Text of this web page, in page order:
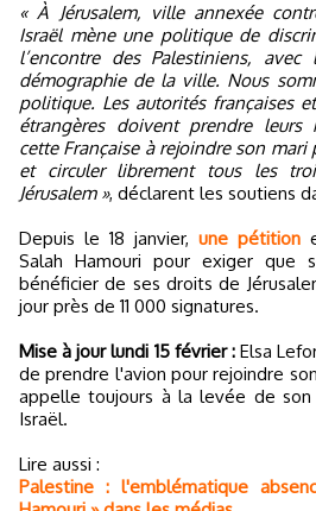
« À Jérusalem, ville annexée
Israël mène une politique de
l’encontre des Palestiniens,
démographie de la ville. Nous
politique. Les autorités françaises
étrangères doivent prendre leurs
cette Française à rejoindre son mari
et circuler librement tous les
Jérusalem », déclarent les soutiens
Depuis le 18 janvier, une pétition
Salah Hamouri pour exiger que
bénéficier de ses droits de
jour près de 11 000 signatures.
Mise à jour lundi 15 février :Elsa
de prendre l'avion pour rejoindre
appelle toujours à la levée de
Israël.
Lire aussi :
Palestine : l'emblématique